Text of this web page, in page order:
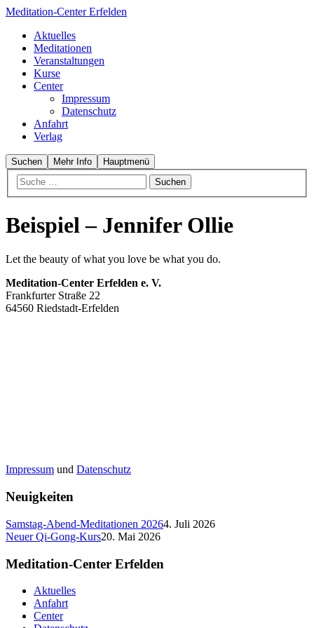
Meditation-Center Erfelden
Aktuelles
Meditationen
Veranstaltungen
Kurse
Center
Impressum
Datenschutz
Anfahrt
Verlag
Suchen Mehr Info Hauptmenü
Beispiel – Jennifer Ollie
Let the beauty of what you love be what you do.
Meditation-Center Erfelden e. V.
Frankfurter Straße 22
64560 Riedstadt-Erfelden
Impressum und Datenschutz
Neuigkeiten
Samstag-Abend-Meditationen 20264. Juli 2026
Neuer Qi-Gong-Kurs20. Mai 2026
Meditation-Center Erfelden
Aktuelles
Anfahrt
Center